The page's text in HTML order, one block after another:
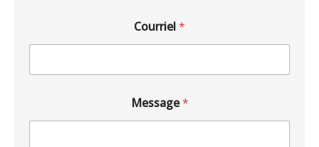
Courriel*
Message*